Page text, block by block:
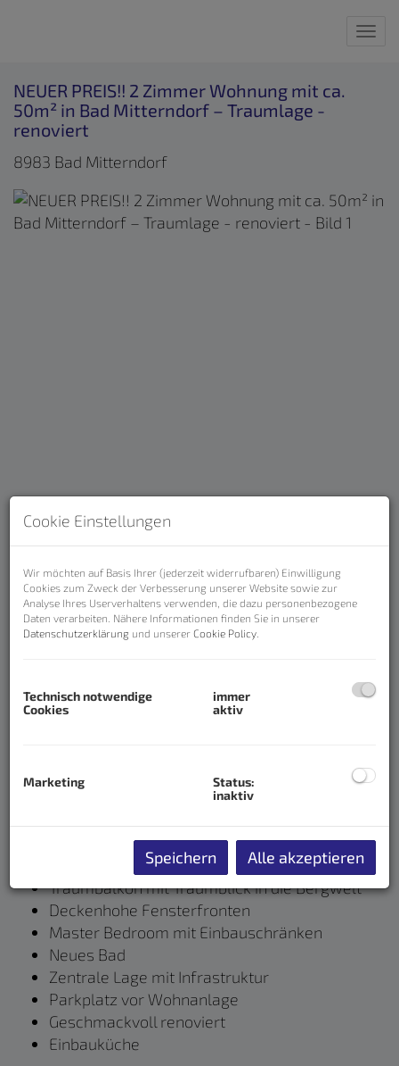
NEUER PREIS!! 2 Zimmer Wohnung mit ca.
50m² in Bad Mitterndorf – Traumlage -
renoviert
8983 Bad Mitterndorf
Beschreibung
in Bad Mitterndorf – Traumlage - renoviert
ist, kombiniert mit erstklassiger Infrastruktur direkt
vor der Haustüre, der ist hier richtig
Diese schöne Wohnung bietet Ihnen:
Großzügige offene Raumgestaltung
Traumbalkon mit Traumblick in die Bergwelt
Deckenhohe Fensterfronten
Master Bedroom mit Einbauschränken
Neues Bad
Zentrale Lage mit Infrastruktur
Parkplatz vor Wohnanlage
Geschmackvoll renoviert
Einbauküche
Cookie Einstellungen
Wir möchten auf Basis Ihrer (jederzeit widerrufbaren) Einwilligung
Cookies zum Zweck der Verbesserung unserer Website sowie zur
Analyse Ihres Userverhaltens verwenden, die dazu personenbezogene
Daten verarbeiten. Nähere Informationen finden Sie in unserer
Datenschutzerklärung und unserer Cookie Policy
Technisch notwendige
Cookies
immer
aktiv
Marketing
Status:
inaktiv
Speichern Alle akzeptieren